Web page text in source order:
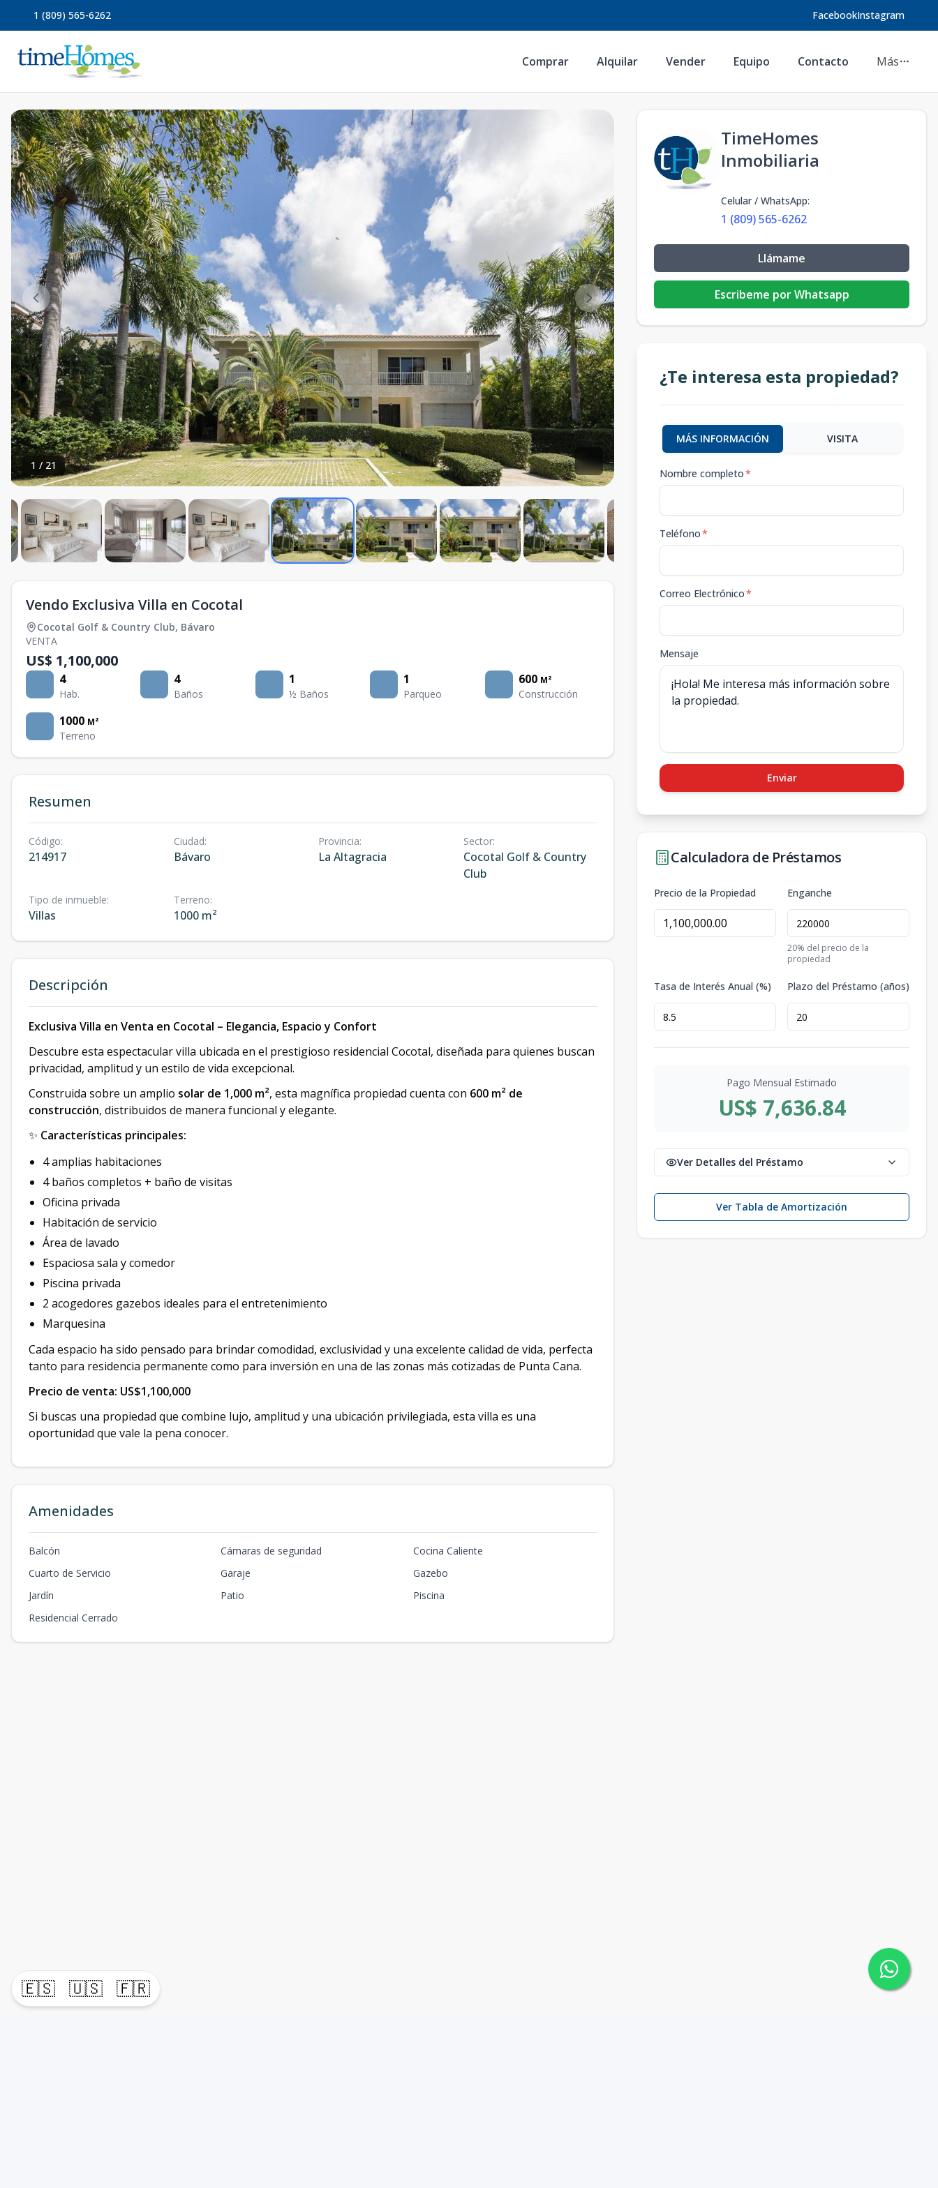
🇪🇸 🇺🇸 🇫🇷
1 (809) 565-6262 FacebookInstagram
Comprar Alquilar Vender Equipo Contacto Más
1 / 21
Vendo Exclusiva Villa en Cocotal
Cocotal Golf & Country Club, Bávaro
VENTA
US$ 1,100,000
4
Hab.
4
Baños
1
½ Baños
1
Parqueo
600 M²
Construcción
1000 M²
Terreno
Resumen
Código:
214917
Ciudad:
Bávaro
Provincia:
La Altagracia
Sector:
Cocotal Golf & Country
Club
Tipo de inmueble:
Villas
Terreno:
1000 m²
Descripción
Exclusiva Villa en Venta en Cocotal – Elegancia, Espacio y Confort
Descubre esta espectacular villa ubicada en el prestigioso residencial Cocotal, diseñada para quienes buscan
privacidad, amplitud y un estilo de vida excepcional.
Construida sobre un amplio solar de 1,000 m², esta magnífica propiedad cuenta con 600 m² de
construcción, distribuidos de manera funcional y elegante.
✨ Características principales:
4 amplias habitaciones
4 baños completos + baño de visitas
Oficina privada
Habitación de servicio
Área de lavado
Espaciosa sala y comedor
Piscina privada
2 acogedores gazebos ideales para el entretenimiento
Marquesina
Cada espacio ha sido pensado para brindar comodidad, exclusividad y una excelente calidad de vida, perfecta
tanto para residencia permanente como para inversión en una de las zonas más cotizadas de Punta Cana.
Precio de venta: US$1,100,000
Si buscas una propiedad que combine lujo, amplitud y una ubicación privilegiada, esta villa es una
oportunidad que vale la pena conocer.
Amenidades
Balcón Cámaras de seguridad
Cocina Caliente
Cuarto de Servicio
Garaje
Gazebo
Jardín
Patio
Piscina
Residencial Cerrado
TimeHomes
Inmobiliaria
Celular / WhatsApp:
1 (809) 565-6262
Llámame
Escribeme por Whatsapp
¿Te interesa esta propiedad?
MÁS INFORMACIÓN VISITA
Nombre completo*
Teléfono*
Correo Electrónico*
Mensaje
Enviar
Calculadora de Préstamos
Precio de la Propiedad Enganche
20% del precio de la
propiedad
Tasa de Interés Anual (%) Plazo del Préstamo (años)
Pago Mensual Estimado
US$ 7,636.84
Ver Detalles del Préstamo
Ver Tabla de Amortización